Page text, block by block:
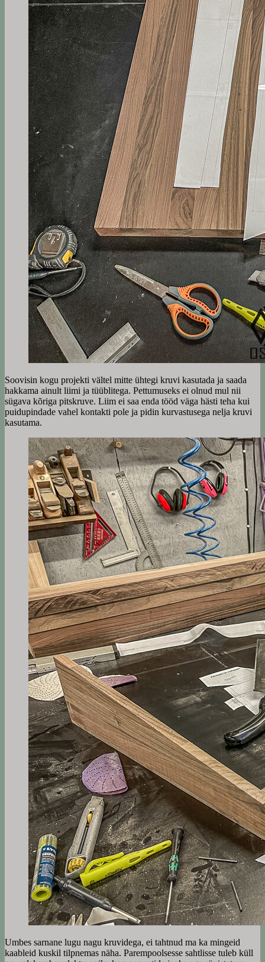
Soovisin kogu projekti vältel mitte ühtegi kruvi kasutada ja saada
hakkama ainult liimi ja tüüblitega. Pettumuseks ei olnud mul nii
sügava kõriga pitskruve. Liim ei saa enda tööd väga hästi teha kui
puidupindade vahel kontakti pole ja pidin kurvastusega nelja kruvi
kasutama.
Umbes sarnane lugu nagu kruvidega, ei tahtnud ma ka mingeid
kaableid kuskil tilpnemas näha. Parempoolsesse sahtlisse tuleb küll